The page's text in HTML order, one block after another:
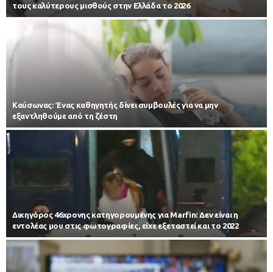
τους καλύτερους μισθούς στην Ελλάδα το 2026
Kαύσωνας: Ένας καθηγητής δίνει συμβουλές για να μην
εξαντληθούμε από τη ζέστη
Δικηγόρος 46χρονης κατηγορουμένης για Marfin: Δεν είναι η
εντολέας μου στις φωτογραφίες, είχε εξεταστεί και το 2022